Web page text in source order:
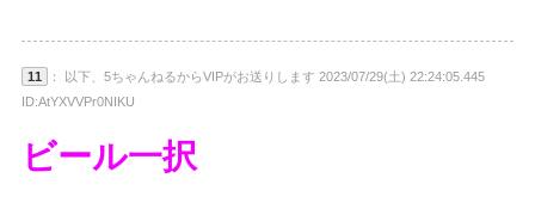
11
： 以下、5ちゃんねるからVIPがお送りします 2023/07/29(土) 22:24:05.445
ID:AtYXVVPr0NIKU
ビール一択